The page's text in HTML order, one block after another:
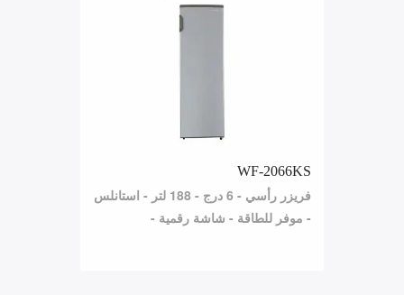
WF-2066KS
فريزر رأسي - 6 درج - 188 لتر - استانلس
- موفر للطاقة - شاشة رقمية -